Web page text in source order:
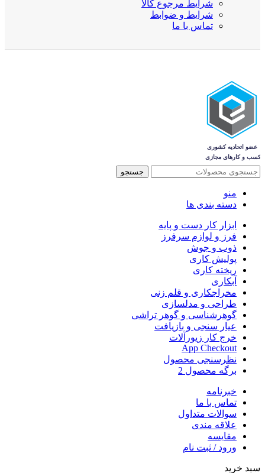
شرایط مرجوع کالا
شرایط و ضوابط
تماس با ما
جستجو
منو
دسته بندی ها
ابزار کار دست و پایه
فرز و لوازم سرفرز
ذوب و جوش
پولیش کاری
ریخته کاری
آبکاری
مخراجکاری و قلم زنی
طراحی و مدلسازی
گوهرشناسی و گوهر تراشی
عیار سنجی و بازیافت
خرج کار زیورآلات
App Checkout
نظرسنجی محصول
برگه محصول 2
خبرنامه
تماس با ما
سوالات متداول
علاقه مندی
مقایسه
ورود / ثبت نام
سبد خرید